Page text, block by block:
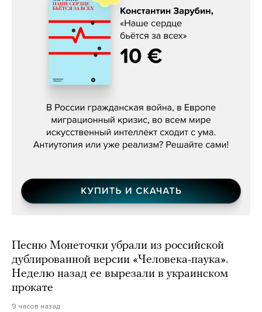
Константин Зарубин, «Наше сердце
Песню Монеточки убрали из российской
дублированной версии «Человека-паука».
Неделю назад ее вырезали в украинском
прокате
9 часов назад